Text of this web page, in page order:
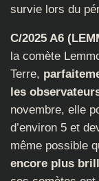
survie lors du
C/2025 A6
la comète
Terre,
les
novembre, elle
d’environ 5 et
même possible
encore plus